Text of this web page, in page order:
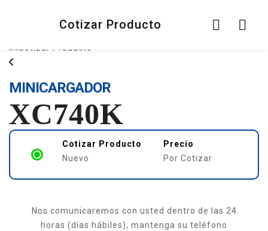
Cotizar Producto
MINICARGADOR
XC740K
Cotizar Producto
Nuevo
Precio
Por Cotizar
Nos comunicaremos con usted dentro de las 24
horas (días hábiles), mantenga su teléfono